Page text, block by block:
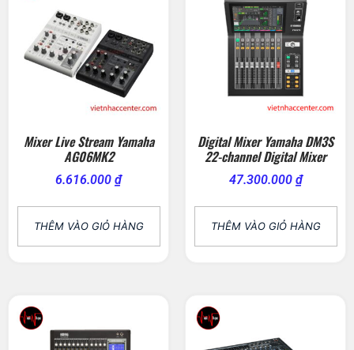
Mixer Live Stream Yamaha
AG06MK2
6.616.000 ₫
THÊM VÀO GIỎ HÀNG
Digital Mixer Yamaha DM3S
22-channel Digital Mixer
47.300.000 ₫
THÊM VÀO GIỎ HÀNG